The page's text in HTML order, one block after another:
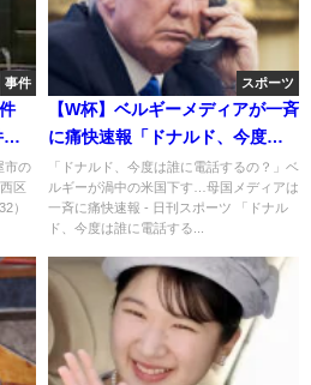
事件
市の
区
）
スポーツ
【W杯】ベルギーメディアが一斉
に痛快速報「ドナルド、今度は
誰に電話するの？」「バイバ
イ、アメリカ！」「正義を証
明」
「ドナルド、今度は誰に電話するの？」ベ
ルギーが渦中の米国下す…母国メディアは
一斉に痛快速報 - 日刊スポーツ 「ドナル
ド、今度は誰に電話する...